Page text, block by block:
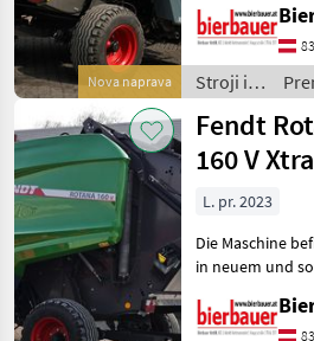
Prikaži
vse
(35)
MODEL
2900
V
Rotana
130 F
Xtra
Rotana
Nova naprava
und kann nach
telefonischer
gerne vor Ort
werden.
Stroji in
oprema
za žetev
in
spravilo
/ Fendt
Fendt
160 V Xtra
L. pr. 2023
Die Maschine
in neuem und
und kann nach